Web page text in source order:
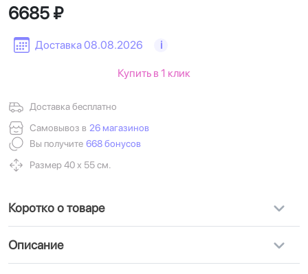
Доставка 08.08.2026 i
6685 ₽
Доставка бесплатно
Самовывоз в 26 магазинов
Вы получите 668 бонусов
Размер 40 х 55 см.
Купить в 1 клик
Коротко о товаре
Описание